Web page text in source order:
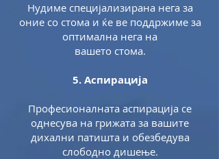
Нудиме специјализирана нега за
оние со стома и ќе ве поддржиме за
оптимална нега на
вашето стома.
5. Аспирација
Професионалната аспирација се
однесува на грижата за вашите
дихални патишта и обезбедува
слободно дишење.